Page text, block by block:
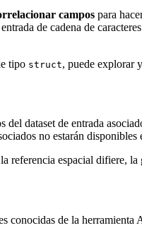
campos para
de cadena de
tipo struct, puede explorar
del dataset de entrada
no estarán disponibles
referencia espacial difiere,
conocidas de la herramienta